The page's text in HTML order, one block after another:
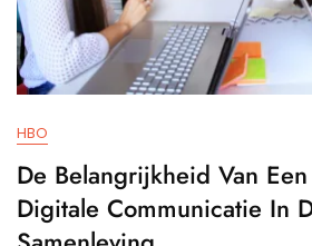
HBO
De Belangrijkheid Van
Digitale Communicatie In